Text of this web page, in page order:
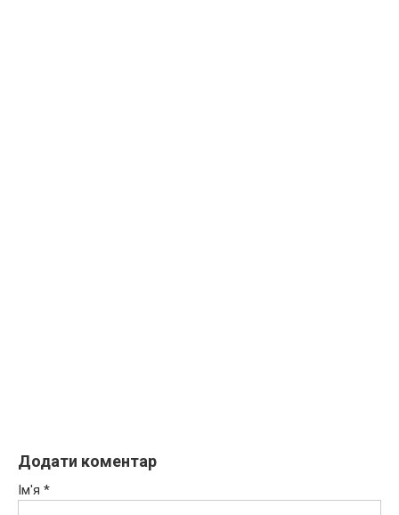
Додати коментар
Ім'я *